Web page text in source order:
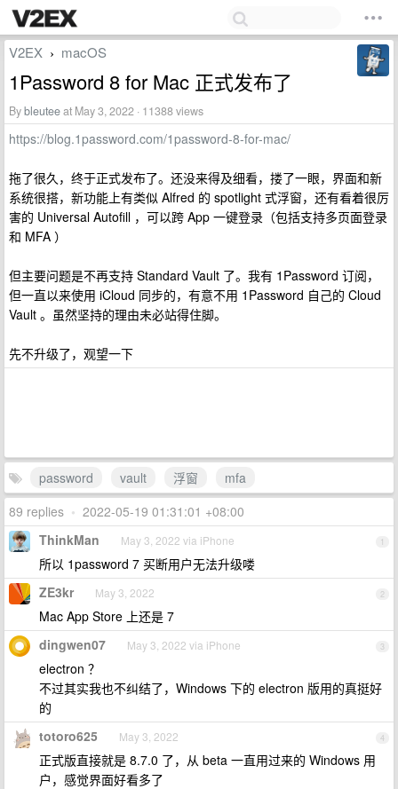
V2EX › macOS
1Password 8 for Mac 正式发布了
Bybleuteeat May 3, 2022 · 11388 views
https://blog.1password.com/1password-8-for-mac/
拖了很久，终于正式发布了。还没来得及细看，搂了一眼，界面和新
系统很搭，新功能上有类似 Alfred 的 spotlight 式浮窗，还有看着很厉
害的 Universal Autofill ，可以跨 App 一键登录（包括支持多页面登录
和 MFA ）
但主要问题是不再支持 Standard Vault 了。我有 1Password 订阅，
但一直以来使用 iCloud 同步的，有意不用 1Password 自己的 Cloud
Vault 。虽然坚持的理由未必站得住脚。
先不升级了，观望一下
password vault 浮窗
mfa
89 replies • 2022-05-19 01:31:01 +08:00
1
ThinkMan May 3, 2022 via iPhone
所以 1password 7 买断用户无法升级喽
2
ZE3kr May 3, 2022
Mac App Store 上还是 7
3
dingwen07 May 3, 2022 via iPhone
electron ？
不过其实我也不纠结了，Windows 下的 electron 版用的真挺好
的
4
totoro625 May 3, 2022
正式版直接就是 8.7.0 了，从 beta 一直用过来的 Windows 用
户，感觉界面好看多了